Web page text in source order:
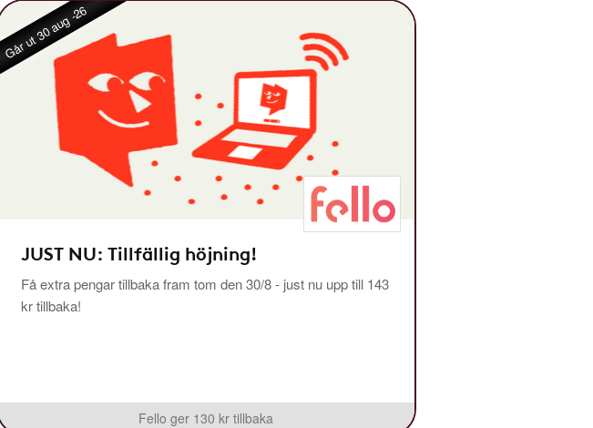
Går ut 30 aug -26
JUST NU: Tillfällig höjning!
Få extra pengar tillbaka fram tom den 30/8 - just nu upp till 143
kr tillbaka!
Fello ger 130 kr tillbaka